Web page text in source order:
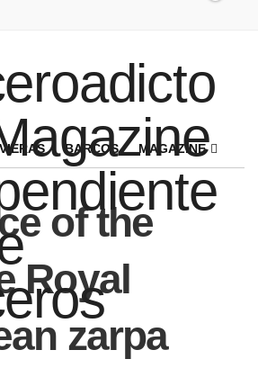
BARCOS MAGAZINE
of the
Royal
zarpa